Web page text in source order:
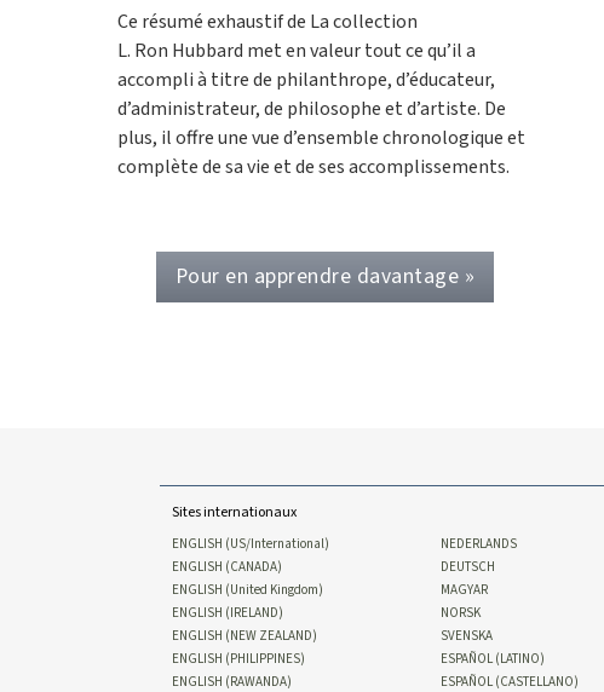
Ce résumé exhaustif de La collection
L. Ron Hubbard met en valeur tout ce qu’il a
accompli à titre de philanthrope, d’éducateur,
d’administrateur, de philosophe et d’artiste. De
plus, il offre une vue d’ensemble chronologique et
complète de sa vie et de ses accomplissements.
Pour en apprendre davantage »
Sites internationaux
ENGLISH (US/International)
ENGLISH (CANADA)
ENGLISH (United Kingdom)
ENGLISH (IRELAND)
ENGLISH (NEW ZEALAND)
ENGLISH (PHILIPPINES)
ENGLISH (RAWANDA)
NEDERLANDS
DEUTSCH
MAGYAR
NORSK
SVENSKA
ESPAÑOL (LATINO)
ESPAÑOL (CASTELLANO)